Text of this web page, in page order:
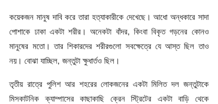
কয়েকজন মানুষ দাবি করে তারা হত্যাকারীকে দেখেছে। আধো অন্ধকারে সাদা
পোশাকে ঢাকা একটা শরীর। অনেকটা বাঁদর, কিংবা বিকৃত গড়নের কোনও
মানুষের মতো। তার শিকারদের শরীরগুলো সবক্ষেত্রে যে আস্ত ছিল তাও
নয়। বোঝা যাচ্ছিল, জন্তুটা ক্ষুধার্তও ছিল।
তৃতীয় রাত্রে পুলিশ আর শহরের লোকজনের একটা মিলিত দল জন্তুটাকে
মিসকাটনিক ক্যাম্পাসের কাছাকাছি ক্রেন স্ট্রিটের একটা বাড়ি থেকে